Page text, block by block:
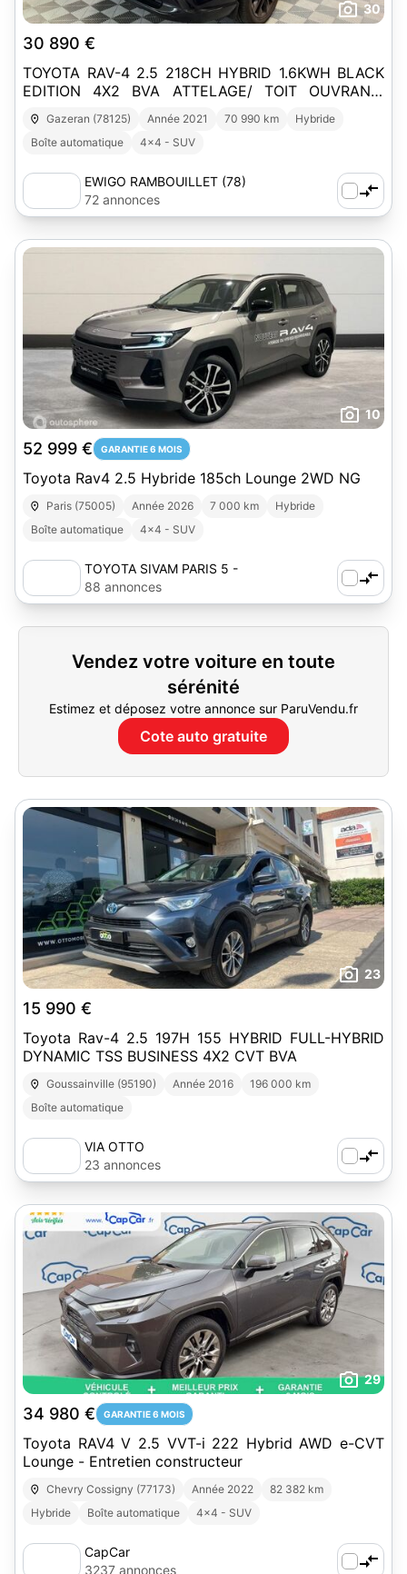
30
30 890 €
TOYOTA RAV-4 2.5 218CH HYBRID 1.6KWH BLACK
EDITION 4X2 BVA ATTELAGE/ TOIT OUVRANT/
CAMERA 360/ ENTRETIEN CONSTRUC
Gazeran (78125) Année 2021 70 990 km
Hybride
Boîte automatique
4x4 - SUV
EWIGO RAMBOUILLET (78)
72 annonces
10
52 999 € GARANTIE 6 MOIS
Toyota Rav4 2.5 Hybride 185ch Lounge 2WD NG
Paris (75005) Année 2026 7 000 km
Hybride
Boîte automatique
4x4 - SUV
TOYOTA SIVAM PARIS 5 -
AUTOSPHERE
88 annonces
Vendez votre voiture en toute
sérénité
Estimez et déposez votre annonce sur ParuVendu.fr
Cote auto gratuite
23
15 990 €
Toyota Rav-4 2.5 197H 155 HYBRID FULL-HYBRID
DYNAMIC TSS BUSINESS 4X2 CVT BVA
Goussainville (95190) Année 2016
196 000 km
Boîte automatique
VIA OTTO
23 annonces
29
34 980 € GARANTIE 6 MOIS
Toyota RAV4 V 2.5 VVT-i 222 Hybrid AWD e-CVT
Lounge - Entretien constructeur
Chevry Cossigny (77173) Année 2022
82 382 km
Hybride
Boîte automatique 4x4 - SUV
CapCar
3237 annonces